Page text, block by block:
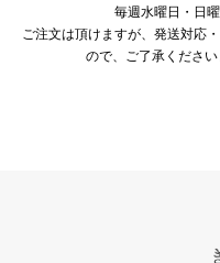
毎週水曜日・日
ご注文は頂けますが、発送対応
ので、ご了承くださ